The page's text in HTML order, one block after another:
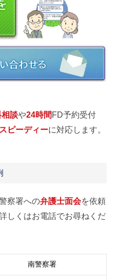
談や24時間FD予約受付
スピーディーに対応します。
察署への弁護士面会を依頼
しくはお電話でお尋ねくだ
南警察署